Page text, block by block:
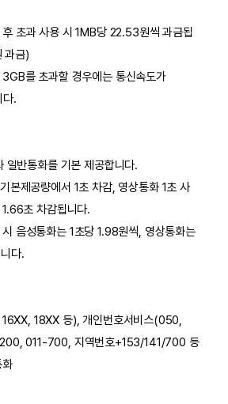
초과 사용 시 1MB당 22.53원씩 과금됩
과금)
를 초과할 경우에는 통신속도가
.
반통화를 기본 제공합니다.
본제공량에서 1초 차감, 영상통화 1초 사
초 차감됩니다.
음성통화는 1초당 1.98원씩, 영상통화는
다.
18XX 등), 개인번호서비스(050,
011-700, 지역번호+153/141/700 등
화